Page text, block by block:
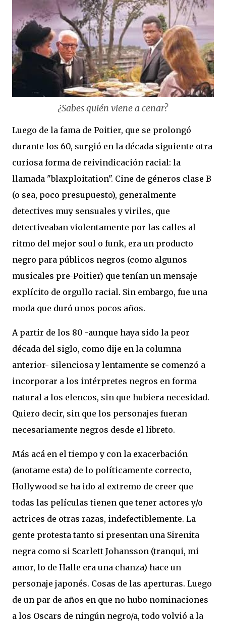
¿Sabes quién viene a cenar?
Luego de la fama de Poitier, que se prolongó
durante los 60, surgió en la década siguiente otra
curiosa forma de reivindicación racial: la
llamada "blaxploitation". Cine de géneros clase B
(o sea, poco presupuesto), generalmente
detectives muy sensuales y viriles, que
detectiveaban violentamente por las calles al
ritmo del mejor soul o funk, era un producto
negro para públicos negros (como algunos
musicales pre-Poitier) que tenían un mensaje
explícito de orgullo racial. Sin embargo, fue una
moda que duró unos pocos años.
A partir de los 80 -aunque haya sido la peor
década del siglo, como dije en la columna
anterior- silenciosa y lentamente se comenzó a
incorporar a los intérpretes negros en forma
natural a los elencos, sin que hubiera necesidad.
Quiero decir, sin que los personajes fueran
necesariamente negros desde el libreto.
Más acá en el tiempo y con la exacerbación
(anotame esta) de lo políticamente correcto,
Hollywood se ha ido al extremo de creer que
todas las películas tienen que tener actores y/o
actrices de otras razas, indefectiblemente. La
gente protesta tanto si presentan una Sirenita
negra como si Scarlett Johansson (tranqui, mi
amor, lo de Halle era una chanza) hace un
personaje japonés. Cosas de las aperturas. Luego
de un par de años en que no hubo nominaciones
a los Oscars de ningún negro/a, todo volvió a la